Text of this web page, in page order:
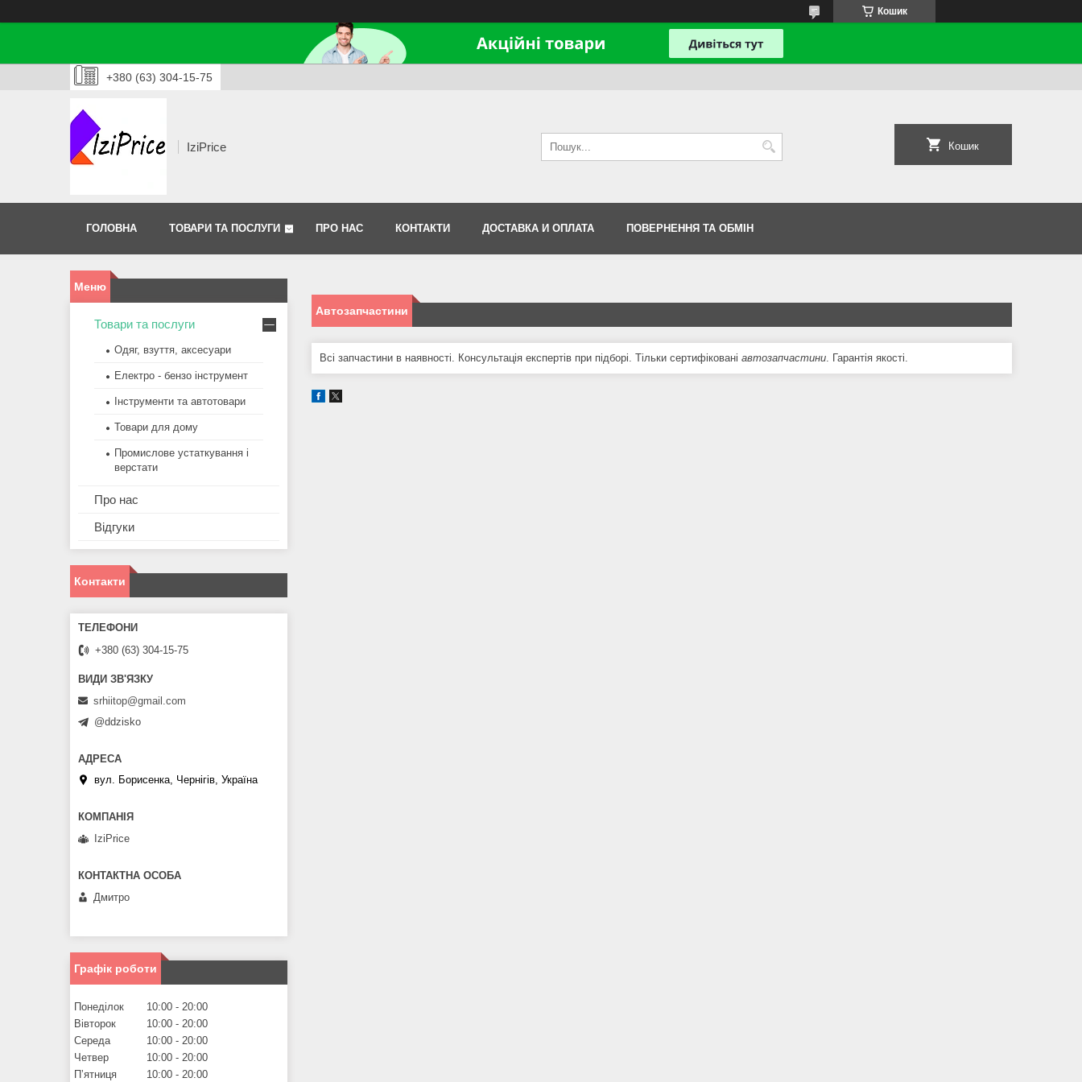
Кошик
+380 (63) 304-15-75
IziPrice Кошик
ГОЛОВНА ТОВАРИ ТА ПОСЛУГИ ПРО НАС КОНТАКТИ ДОСТАВКА И ОПЛАТА ПОВЕРНЕННЯ ТА ОБМІН
Автозапчастини
Всі запчастини в наявності. Консультація експертів при підборі. Тільки сертифіковані автозапчастини. Гарантія якості.
Товари та послуги
Одяг, взуття, аксесуари
Електро - бензо інструмент
Інструменти та автотовари
Товари для дому
Промислове устаткування і
верстати
Про нас
Відгуки
Контакти
+380 (63) 304-15-75
srhiitop@gmail.com
@ddzisko
вул. Борисенка, Чернігів, Україна
IziPrice
Дмитро
Графік роботи
Понеділок 10:00
20:00
Вівторок
10:00
20:00
Середа
10:00
20:00
Четвер
10:00
20:00
Пʼятниця
10:00 20:00